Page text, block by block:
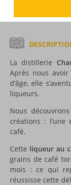
La distillerie
Après nous
d’âge, elle
liqueurs.
Nous
créations : l’une
café.
Cette liqueur au
grains de café
mois : ce qui
réussisse cette